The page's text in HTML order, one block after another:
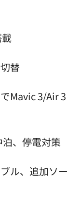
替
Mavic 3/Air 3
、停電対策
ル、追加ソー